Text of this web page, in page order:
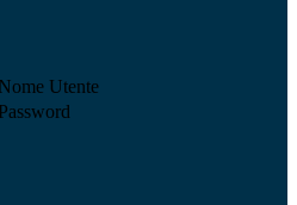
Nome Utente
Password